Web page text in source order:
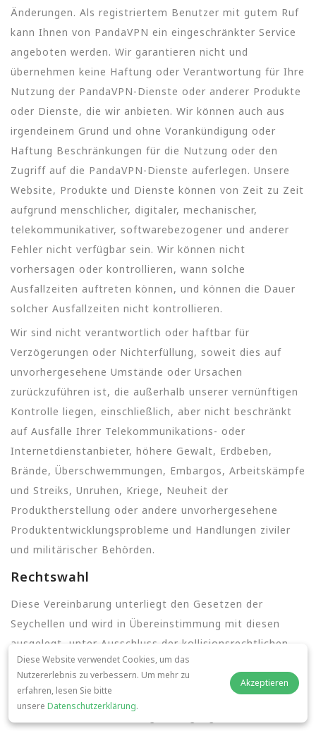
Änderungen. Als registriertem Benutzer mit gutem Ruf
kann Ihnen von PandaVPN ein eingeschränkter Service
angeboten werden. Wir garantieren nicht und
übernehmen keine Haftung oder Verantwortung für Ihre
Nutzung der PandaVPN-Dienste oder anderer Produkte
oder Dienste, die wir anbieten. Wir können auch aus
irgendeinem Grund und ohne Vorankündigung oder
Haftung Beschränkungen für die Nutzung oder den
Zugriff auf die PandaVPN-Dienste auferlegen. Unsere
Website, Produkte und Dienste können von Zeit zu Zeit
aufgrund menschlicher, digitaler, mechanischer,
telekommunikativer, softwarebezogener und anderer
Fehler nicht verfügbar sein. Wir können nicht
vorhersagen oder kontrollieren, wann solche
Ausfallzeiten auftreten können, und können die Dauer
solcher Ausfallzeiten nicht kontrollieren.
Wir sind nicht verantwortlich oder haftbar für
Verzögerungen oder Nichterfüllung, soweit dies auf
unvorhergesehene Umstände oder Ursachen
zurückzuführen ist, die außerhalb unserer vernünftigen
Kontrolle liegen, einschließlich, aber nicht beschränkt
auf Ausfälle Ihrer Telekommunikations- oder
Internetdienstanbieter, höhere Gewalt, Erdbeben,
Brände, Überschwemmungen, Embargos, Arbeitskämpfe
und Streiks, Unruhen, Kriege, Neuheit der
Produktherstellung oder andere unvorhergesehene
Produktentwicklungsprobleme und Handlungen ziviler
und militärischer Behörden.
Rechtswahl
Diese Vereinbarung unterliegt den Gesetzen der
Seychellen und wird in Übereinstimmung mit diesen
ausgelegt, unter Ausschluss der kollisionsrechtlichen
Bestimmungen.
Änderungen der Nutzungsbedingungen
Diese Website verwendet Cookies, um das
Nutzererlebnis zu verbessern. Um mehr zu
erfahren, lesen Sie bitte
unsere Datenschutzerklärung.
Akzeptieren